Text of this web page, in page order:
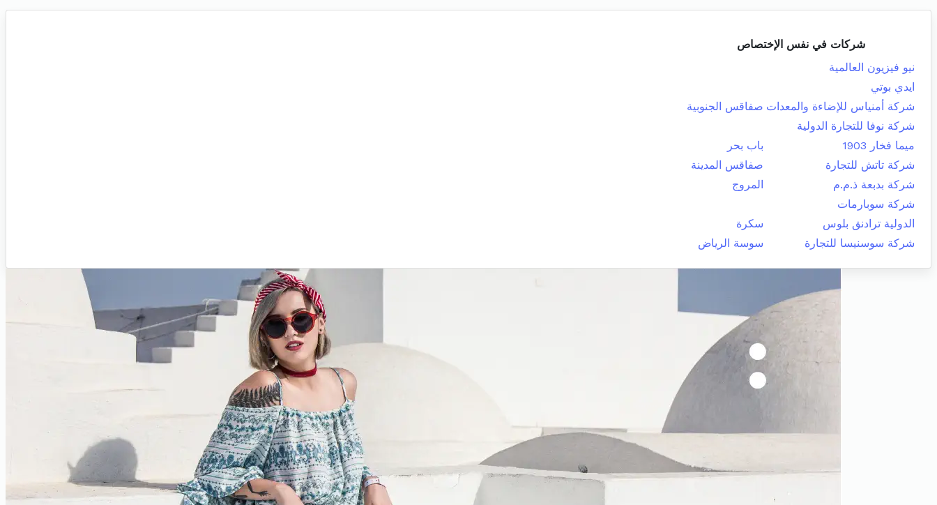
شركات في نفس الإختصاص
نيو فيزيون العالمية
ايدي بوتي
شركة أمنياس للإضاءة والمعدات صفاقس الجنوبية
شركة نوفا للتجارة الدولية
ميما فخار 1903
باب بحر
شركة تاتش للتجارة
صفاقس المدينة
شركة بدبعة ذ.م.م
المروج
شركة سوبارمات
الدولية ترادنق بلوس
سكرة
شركة سوسنيسا للتجارة
سوسة الرياض